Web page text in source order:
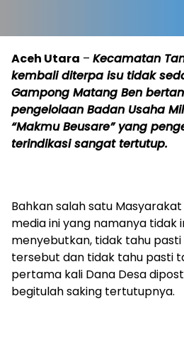
Aceh Utara – Kecamatan
kembali diterpa isu tidak
Gampong Matang Ben
pengelolaan Badan Usaha
“Makmu Beusare” yang
terindikasi sangat tertutup.
Bahkan salah satu
media ini yang namanya tidak
menyebutkan, tidak tahu
tersebut dan tidak tahu pasti
pertama kali Dana Desa
begitulah saking tertutupnya.